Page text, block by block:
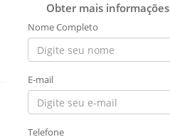
Obter mais informações
Nome Completo
E-mail
Telefone